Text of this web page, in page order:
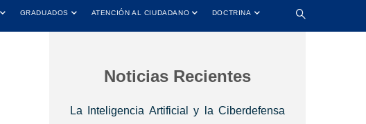
GRADUADOS ATENCIÓN AL CIUDADANO DOCTRINA
Noticias Recientes
La Inteligencia Artificial y la Ciberdefensa